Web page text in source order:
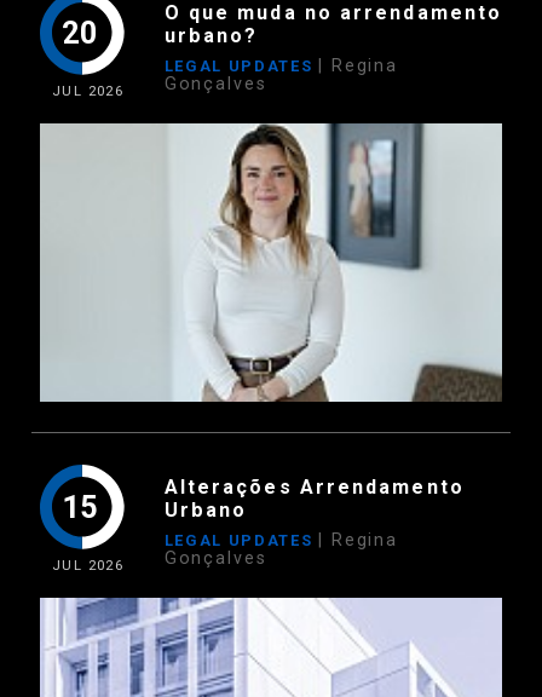
20
JUL 2026
O que muda no arrendamento
urbano?
LEGAL UPDATES
| Regina
Gonçalves
15
JUL 2026
Alterações Arrendamento
Urbano
LEGAL UPDATES
| Regina
Gonçalves